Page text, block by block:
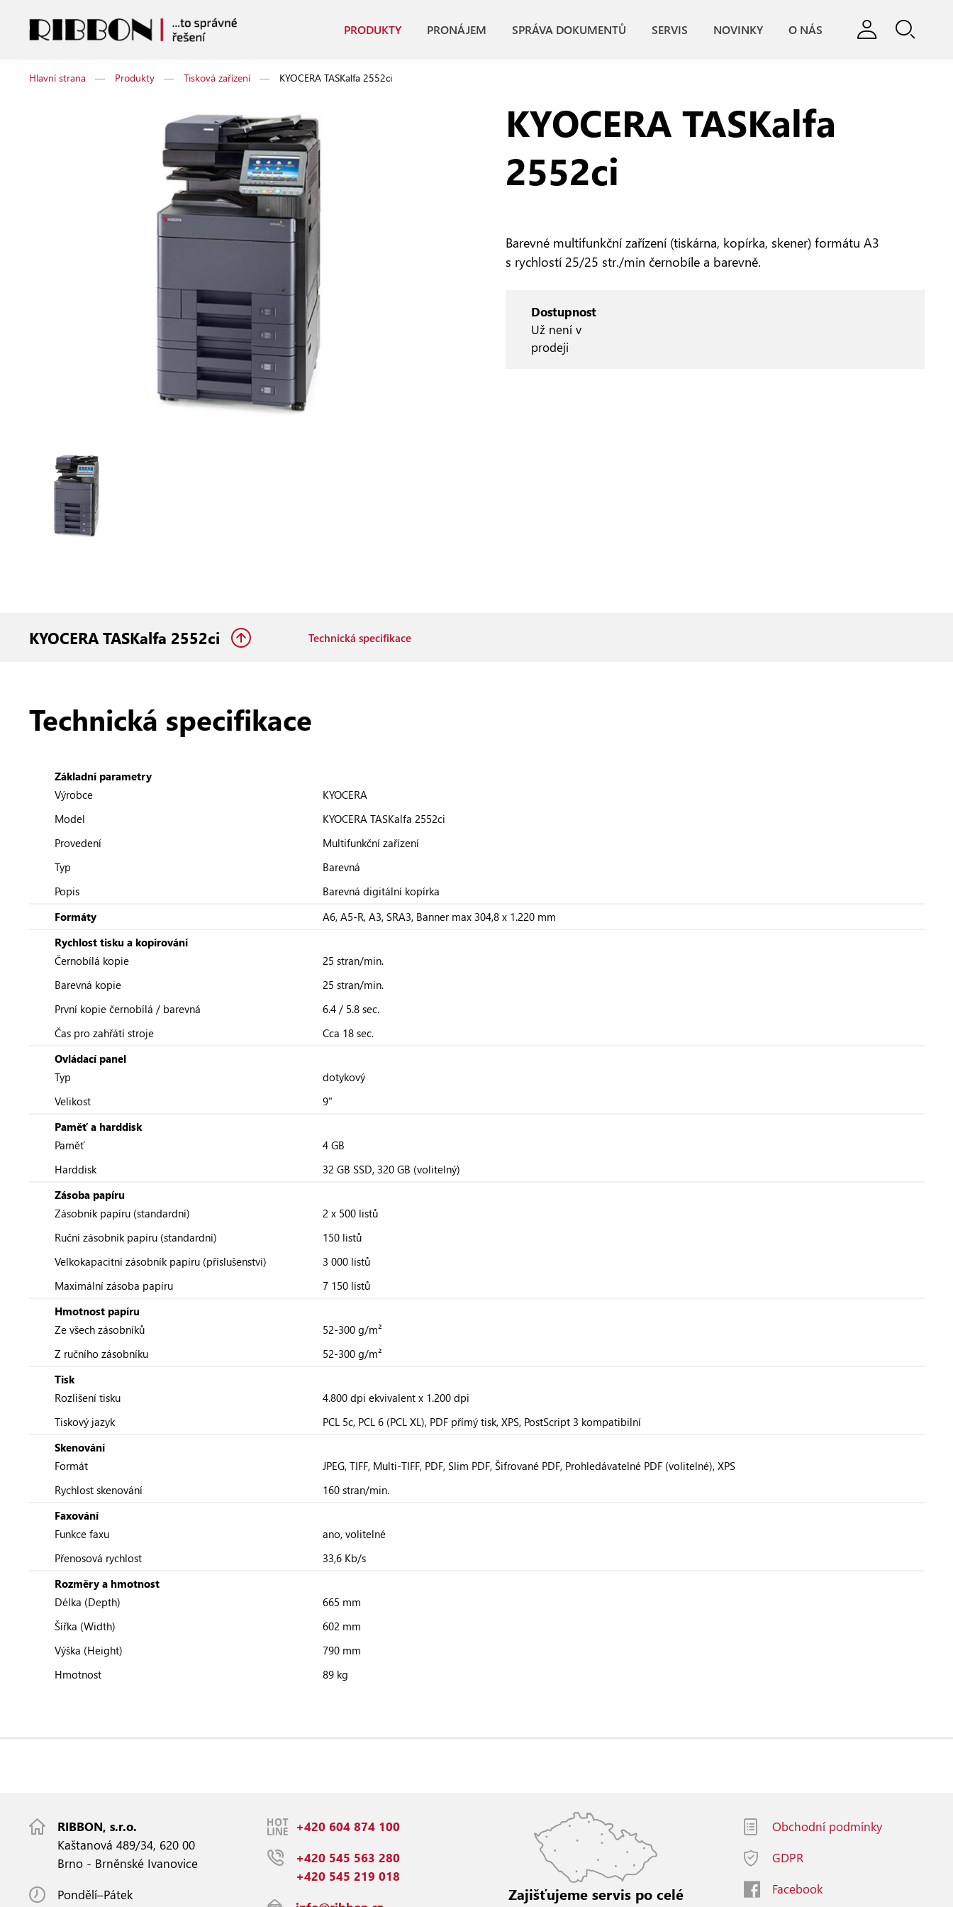
PRODUKTY PRONÁJEM SPRÁVA DOKUMENTŮ SERVIS NOVINKY O NÁS
Hlavní strana — Produkty — Tisková zařízení — KYOCERA TASKalfa 2552ci
KYOCERA TASKalfa
2552ci
Barevné multifunkční zařízení (tiskárna, kopírka, skener) formátu A3
s rychlostí 25/25 str./min černobíle a barevně.
Dostupnost
Už není v
prodeji
KYOCERA TASKalfa 2552ci Technická specifikace
Technická specifikace
Základní parametry
Výrobce
KYOCERA
Model
KYOCERA TASKalfa 2552ci
Provedení
Multifunkční zařízení
Typ
Barevná
Popis
Barevná digitální kopírka
Formáty
A6, A5-R, A3, SRA3, Banner max 304,8 x 1.220 mm
Rychlost tisku a kopírování
Černobílá kopie
25 stran/min.
Barevná kopie
25 stran/min.
První kopie černobílá / barevná
6.4 / 5.8 sec.
Čas pro zahřátí stroje
Cca 18 sec.
Ovládací panel
Typ
dotykový
Velikost
9"
Paměť a harddisk
Paměť
4 GB
Harddisk
32 GB SSD, 320 GB (volitelný)
Zásoba papíru
Zásobník papíru (standardní)
2 x 500 listů
Ruční zásobník papíru (standardní)
150 listů
Velkokapacitní zásobník papíru (příslušenství)
3 000 listů
Maximální zásoba papíru
7 150 listů
Hmotnost papíru
Ze všech zásobníků
52-300 g/m²
Z ručního zásobníku
52-300 g/m²
Tisk
Rozlišení tisku
4.800 dpi ekvivalent x 1.200 dpi
Tiskový jazyk
PCL 5c, PCL 6 (PCL XL), PDF přímý tisk, XPS, PostScript 3 kompatibilní
Skenování
Formát
JPEG, TIFF, Multi-TIFF, PDF, Slim PDF, Šifrované PDF, Prohledávatelné PDF (volitelné), XPS
Rychlost skenování
160 stran/min.
Faxování
Funkce faxu
ano, volitelné
Přenosová rychlost
33,6 Kb/s
Rozměry a hmotnost
Délka (Depth)
665 mm
Šířka (Width)
602 mm
Výška (Height)
790 mm
Hmotnost
89 kg
RIBBON, s.r.o.
Kaštanová 489/34, 620 00
Brno - Brněnské Ivanovice
Pondělí–Pátek
+420 604 874 100
+420 545 563 280
+420 545 219 018
Zajišťujeme servis po celé
Obchodní podmínky
GDPR
Facebook